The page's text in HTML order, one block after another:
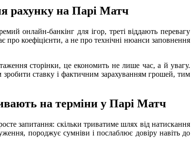
рахунку на Парі Матч
онлайн-банкінг для ігор, треті віддають перевагу
коефіцієнти, а не про технічні нюанси заповнення
сторінки, це економить не лише час, а й увагу.
ставку і фактичним зарахуванням грошей, тим
на терміни у Парі Матч
запитання: скільки триватиме шлях від натискання
породжує сумніви і послаблює довіру навіть до